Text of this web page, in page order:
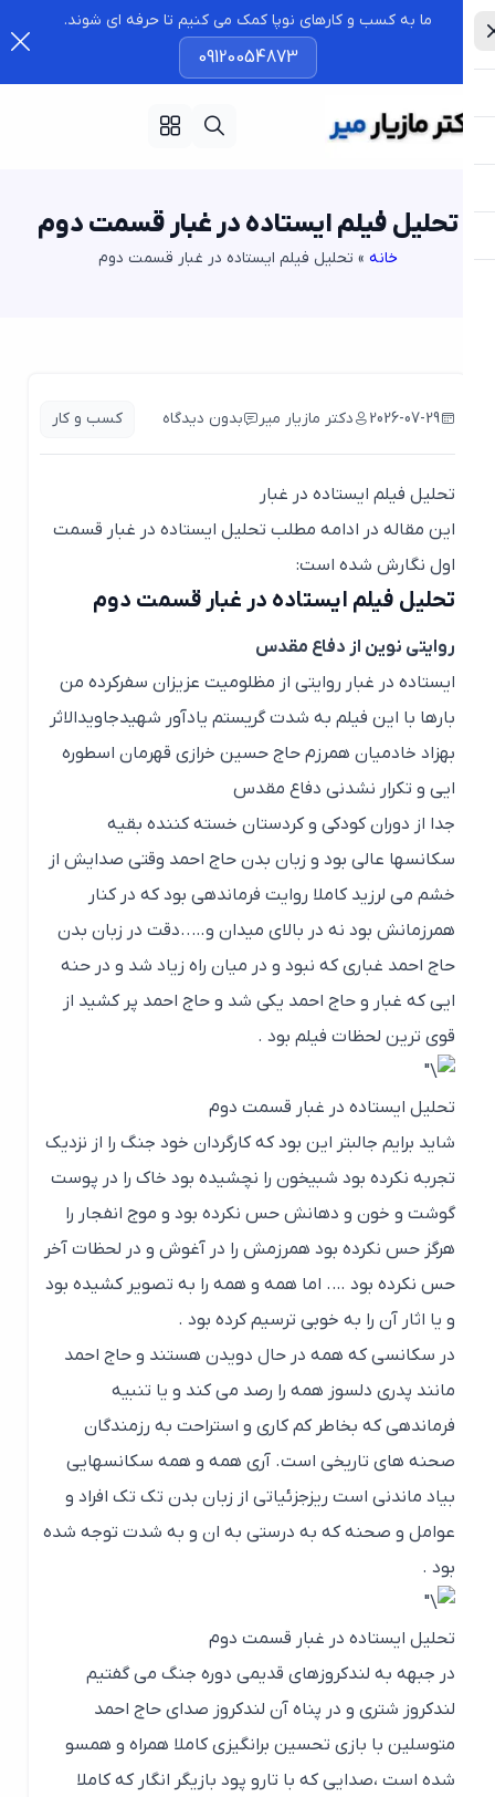
ما به کسب و کارهای نوپا کمک می کنیم تا حرفه ای شوند.
09120054873
تحلیل فیلم ایستاده در غبار قسمت دوم
»تحلیل فیلم ایستاده در غبار قسمت دوم
2026-07-29 دکتر مازیار میر بدون دیدگاه کسب و کار
تحلیل فیلم ایستاده در غبار
این مقاله در ادامه مطلب تحلیل ایستاده در غبار قسمت
اول نگارش شده است:
تحلیل فیلم ایستاده در غبار قسمت دوم
روایتی نوین از دفاع مقدس
ایستاده در غبار روایتی از مظلومیت عزیزان سفرکرده من
بارها با این فیلم به شدت گریستم یادآور شهیدجاویدالاثر
بهزاد خادمیان همرزم حاج حسین خرازی قهرمان اسطوره
ایی و تکرار نشدنی دفاع مقدس
جدا از دوران کودکی و کردستان خسته کننده بقیه
سکانسها عالی بود و زبان بدن حاج احمد وقتی صدایش از
خشم می لرزید کاملا روایت فرماندهی بود که در کنار
همرزمانش بود نه در بالای میدان و…..دقت در زبان بدن
حاج احمد غباری که نبود و در میان راه زیاد شد و در حنه
ایی که غبار و حاج احمد یکی شد و حاج احمد پر کشید از
قوی ترین لحظات فیلم بود .
تحلیل ایستاده در غبار قسمت دوم
شاید برایم جالبتر این بود که کارگردان خود جنگ را از نزدیک
تجربه نکرده بود شبیخون را نچشیده بود خاک را در پوست
گوشت و خون و دهانش حس نکرده بود و موج انفجار را
هرگز حس نکرده بود همرزمش را در آغوش و در لحظات آخر
حس نکرده بود …. اما همه و همه را به تصویر کشیده بود
و یا اثار آن را به خوبی ترسیم کرده بود .
در سکانسی که همه در حال دویدن هستند و حاج احمد
مانند پدری دلسوز همه را رصد می کند و یا تنبیه
فرماندهی که بخاطر کم کاری و استراحت به رزمندگان
صحنه های تاریخی است. آری همه و همه سکانسهایی
بیاد ماندنی است ریزجزئیاتی از زبان بدن تک تک افراد و
عوامل و صحنه که به درستی به ان و به شدت توجه شده
تحلیل ایستاده در غبار قسمت دوم
در جبهه به لندکروزهای قدیمی دوره جنگ می گفتیم
لندکروز شتری و در پناه آن لندکروز صدای حاج احمد
متوسلین با بازی تحسین برانگیزی کاملا همراه و همسو
شده است ،صدایی که با تارو پود بازیگر انگار که کاملا